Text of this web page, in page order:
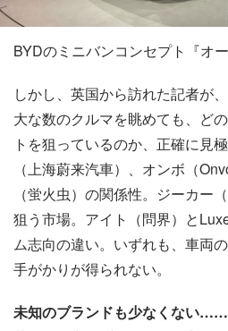
BYDのミニバンコンセプト『オ
しかし、英国から訪れた記者が
大な数のクルマを眺めても、ど
トを狙っているのか、正確に見
（上海蔚来汽車）、オンボ（
（蛍火虫）の関係性。ジーカー
狙う市場。アイト（問界）と
ム志向の違い。いずれも、車両
手がかりが得られない。
未知のブランドも少なくない……